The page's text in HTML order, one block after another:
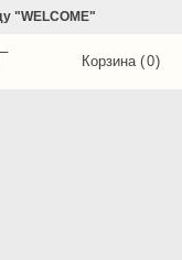
"WELCOME"
Корзина ( )
0